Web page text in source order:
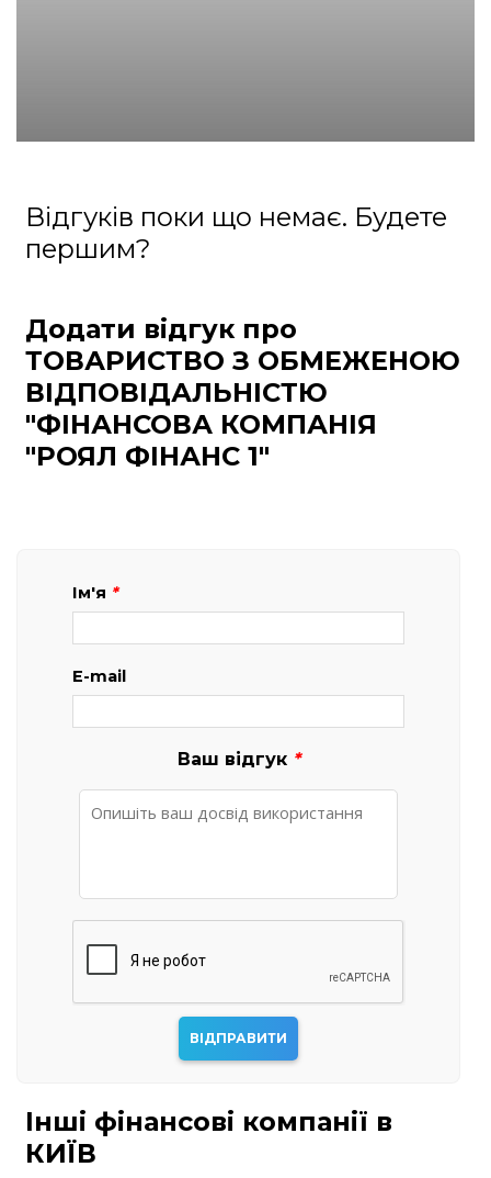
Відгуків поки що немає. Будете
першим?
Додати відгук про
ТОВАРИСТВО З ОБМЕЖЕНОЮ
ВІДПОВІДАЛЬНІСТЮ
"ФІНАНСОВА КОМПАНІЯ
"РОЯЛ ФІНАНС 1"
Ім'я *
E-mail
Ваш відгук *
Інші фінансові компанії в
КИЇВ